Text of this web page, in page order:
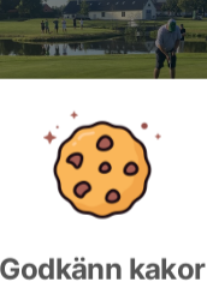
Godkänn kakor